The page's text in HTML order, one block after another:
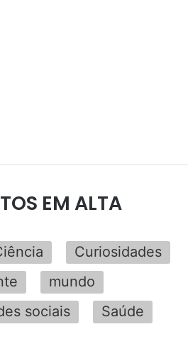
EM ALTA
Curiosidades
mundo
sociais
Saúde